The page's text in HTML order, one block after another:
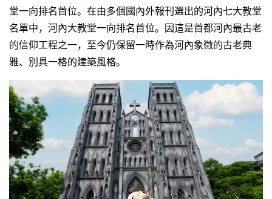
最
好
的
合
夥
伴！
越
南
LOCAL
旅
行
社
堂一向排名首位。在由多個國內外報刊選出的河內七大教堂
名單中，河內大教堂一向排名首位。因這是首都河內最古老
的信仰工程之一，至今仍保留一時作為河內象徵的古老典
雅、別具一格的建築風格。